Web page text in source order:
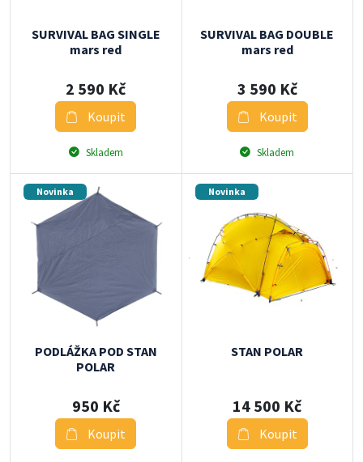
SURVIVAL BAG SINGLE
mars red
2 590 Kč
Koupit
Skladem
SURVIVAL BAG DOUBLE
mars red
3 590 Kč
Koupit
Skladem
Novinka
PODLÁŽKA POD STAN
POLAR
950 Kč
Koupit
Novinka
STAN POLAR
14 500 Kč
Koupit